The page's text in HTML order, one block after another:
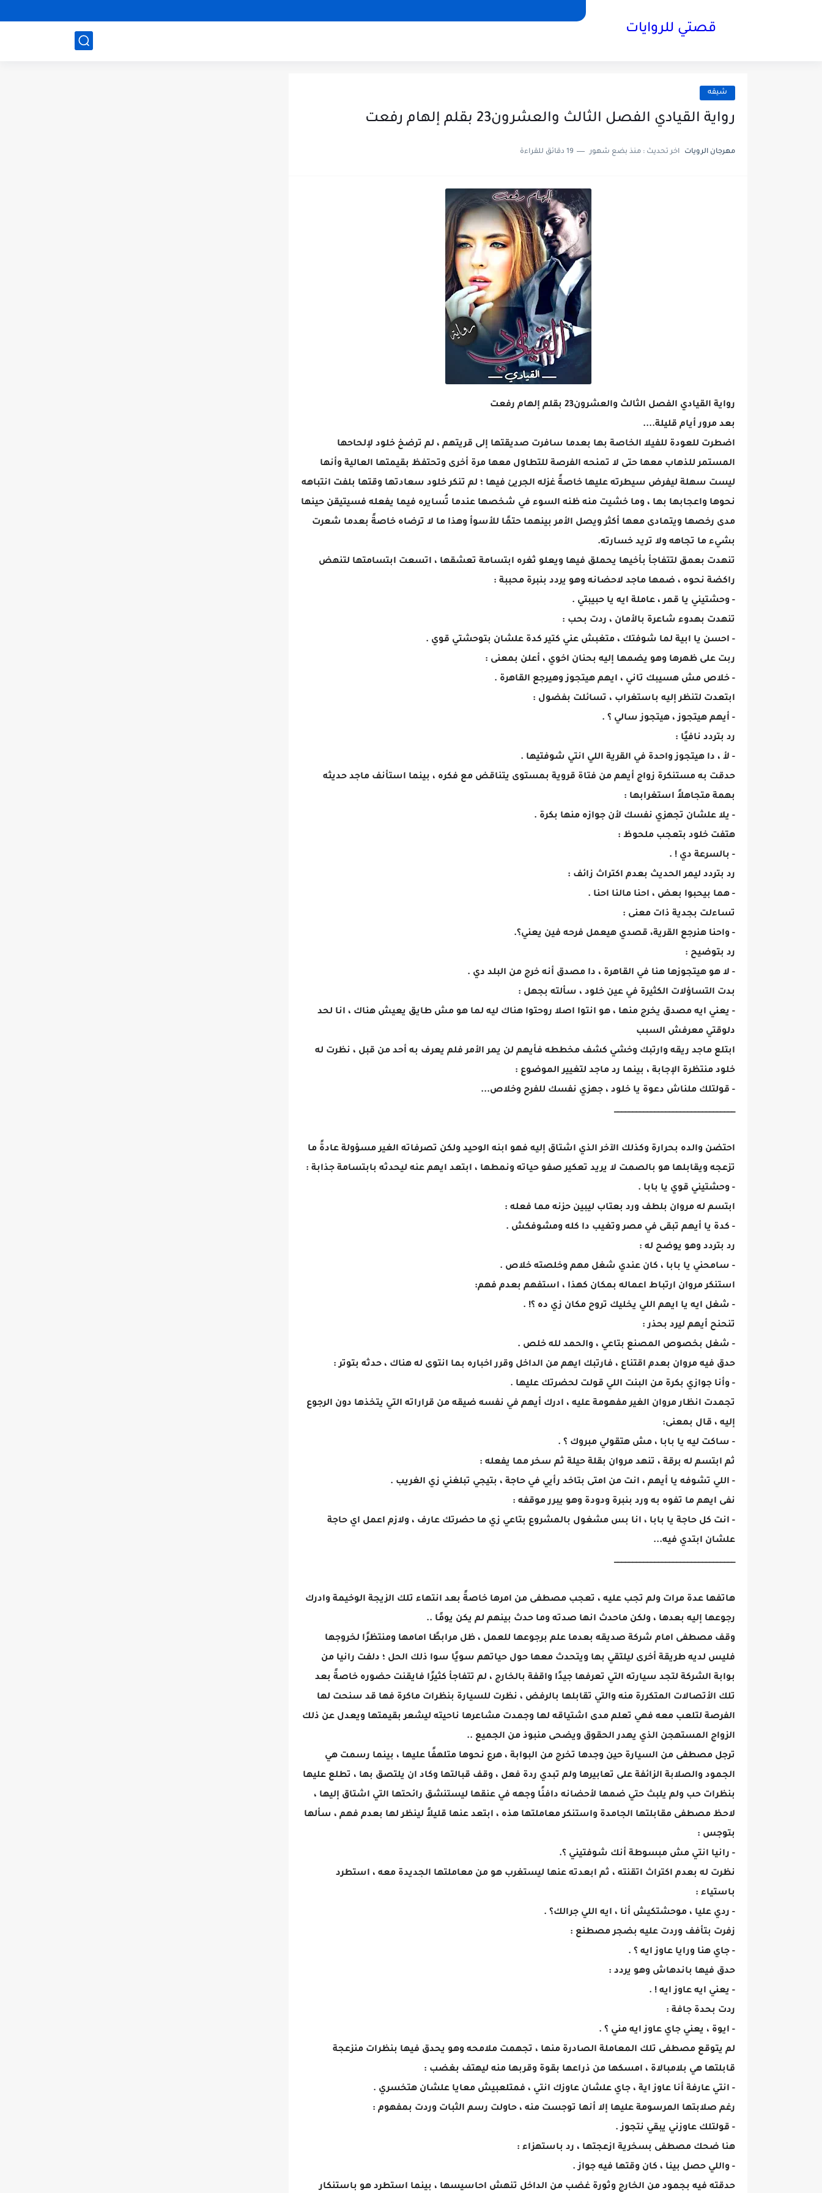
قصتي للروايات
شيقه
رواية القيادي الفصل الثالث والعشرون23 بقلم إلهام رفعت
مهرجان الرويات اخر تحديث : منذ بضع شهور 19 دقائق للقراءة
رواية القيادي الفصل الثالث والعشرون23 بقلم إلهام رفعت
بعد مرور أيام قليلة....
اضطرت للعودة للفيلا الخاصة بها بعدما سافرت صديقتها إلى قريتهم ، لم ترضخ خلود لإلحاحها
المستمر للذهاب معها حتى لا تمنحه الفرصة للتطاول معها مرة أخرى وتحتفظ بقيمتها العالية وأنها
ليست سهلة ليفرض سيطرته عليها خاصةً غزله الجريئ فيها ؛ لم تنكر خلود سعادتها وقتها بلفت انتباهه
نحوها واعجابها بها ، وما خشيت منه ظنه السوء في شخصها عندما تُسايره فيما يفعله فسيتيقن حينها
مدى رخصها ويتمادى معها أكثر ويصل الأمر بينهما حتمًا للأسوأ وهذا ما لا ترضاه خاصةً بعدما شعرت
بشيء ما تجاهه ولا تريد خسارته.
تنهدت بعمق لتتفاجأ بأخيها يحملق فيها ويعلو ثغره ابتسامة تعشقها ، اتسعت ابتسامتها لتنهض
راكضة نحوه ، ضمها ماجد لاحضانه وهو يردد بنبرة محببة :
- وحشتيني يا قمر ، عاملة ايه يا حبيبتي .
تنهدت بهدوء شاعرة بالأمان ، ردت بحب :
- احسن يا ابية لما شوفتك ، متغبش عني كتير كدة علشان بتوحشتي قوي .
ربت على ظهرها وهو يضمها إليه بحنان اخوي ، أعلن بمعنى :
- خلاص مش هسيبك تاني ، ايهم هيتجوز وهيرجع القاهرة .
ابتعدت لتنظر إليه باستغراب ، تسائلت بفضول :
- أيهم هيتجوز ، هيتجوز سالي ؟ .
رد بتردد نافيًا :
- لأ ، دا هيتجوز واحدة في القرية اللي انتي شوفتيها .
حدقت به مستنكرة زواج أيهم من فتاة قروية بمستوى يتناقض مع فكره ، بينما استأنف ماجد حديثه
بهمة متجاهلاً استغرابها :
- يلا علشان تجهزي نفسك لأن جوازه منها بكرة .
هتفت خلود بتعجب ملحوظ :
- بالسرعة دي ! .
رد بتردد ليمر الحديث بعدم اكتراث زائف :
- هما بيحبوا بعض ، احنا مالنا احنا .
تساءلت بجدية ذات معنى :
- واحنا هنرجع القرية، قصدي هيعمل فرحه فين يعني؟.
رد بتوضيح :
- لا هو هيتجوزها هنا في القاهرة ، دا مصدق أنه خرج من البلد دي .
بدت التساؤلات الكثيرة في عين خلود ، سألته بجهل :
- يعني ايه مصدق يخرج منها ، هو انتوا اصلا روحتوا هناك ليه لما هو مش طايق يعيش هناك ، انا لحد
دلوقتي معرفش السبب
ابتلع ماجد ريقه وارتبك وخشي كشف مخططه فأيهم لن يمر الأمر فلم يعرف به أحد من قبل ، نظرت له
خلود منتظرة الإجابة ، بينما رد ماجد لتغيير الموضوع :
- قولتلك ملناش دعوة يا خلود ، جهزي نفسك للفرح وخلاص...
_________________________________
احتضن والده بحرارة وكذلك الآخر الذي اشتاق إليه فهو ابنه الوحيد ولكن تصرفاته الغير مسؤولة عادةً ما
تزعجه ويقابلها هو بالصمت لا يريد تعكير صفو حياته ونمطها ، ابتعد ايهم عنه ليحدثه بابتسامة جذابة :
- وحشتيني قوي يا بابا .
ابتسم له مروان بلطف ورد بعتاب ليبين حزنه مما فعله :
- كدة يا أيهم تبقى في مصر وتغيب دا كله ومشوفكش .
رد بتردد وهو يوضح له :
- سامحني يا بابا ، كان عندي شغل مهم وخلصته خلاص .
استنكر مروان ارتباط اعماله بمكان كهذا ، استفهم بعدم فهم:
- شغل ايه يا ايهم اللي يخليك تروح مكان زي ده ؟! .
تنحنح أيهم ليرد بحذر :
- شغل بخصوص المصنع بتاعي ، والحمد لله خلص .
حدق فيه مروان بعدم اقتناع ، فارتبك ايهم من الداخل وقرر اخباره بما انتوى له هناك ، حدثه بتوتر :
- وأنا جوازي بكرة من البنت اللي قولت لحضرتك عليها .
تجمدت انظار مروان الغير مفهومة عليه ، ادرك أيهم في نفسه ضيقه من قراراته التي يتخذها دون الرجوع
إليه ، قال بمعنى:
- ساكت ليه يا بابا ، مش هتقولي مبروك ؟ .
ثم ابتسم له برقة ، تنهد مروان بقلة حيلة ثم سخر مما يفعله :
- اللي تشوفه يا أيهم ، انت من امتى بتاخد رأيي في حاجة ، بتيجي تبلغني زي الغريب .
نفى ايهم ما تفوه به ورد بنبرة ودودة وهو يبرر موقفه :
- انت كل حاجة يا بابا ، انا بس مشغول بالمشروع بتاعي زي ما حضرتك عارف ، ولازم اعمل اي حاجة
علشان ابتدي فيه...
_________________________________
هاتفها عدة مرات ولم تجب عليه ، تعجب مصطفى من امرها خاصةً بعد انتهاء تلك الزيجة الوخيمة وادرك
رجوعها إليه بعدها ، ولكن ماحدث انها صدته وما حدث بينهم لم يكن يومًا ..
وقف مصطفى امام شركة صديقه بعدما علم برجوعها للعمل ، ظل مرابطًا امامها ومنتظرًا لخروجها
فليس لديه طريقة أخرى ليلتقي بها ويتحدث معها حول حياتهم سويًا سوا ذلك الحل ؛ دلفت رانيا من
بوابة الشركة لتجد سيارته التي تعرفها جيدًا واقفة بالخارج ، لم تتفاجأ كثيرًا فايقنت حضوره خاصةً بعد
تلك الأتصالات المتكررة منه والتي تقابلها بالرفض ، نظرت للسيارة بنظرات ماكرة فها قد سنحت لها
الفرصة لتلعب معه فهي تعلم مدى اشتياقه لها وجمدت مشاعرها ناحيته ليشعر بقيمتها ويعدل عن ذلك
الزواج المستهجن الذي يهدر الحقوق ويضحى منبوذ من الجميع ..
ترجل مصطفى من السيارة حين وجدها تخرج من البوابة ، هرع نحوها متلهفًا عليها ، بينما رسمت هي
الجمود والصلابة الزائفة على تعابيرها ولم تبدي ردة فعل ، وقف قبالتها وكاد ان يلتصق بها ، تطلع عليها
بنظرات حب ولم يلبث حتي ضمها لأحضانه دافنًا وجهه في عنقها ليستنشق رائحتها التي اشتاق إليها ،
لاحظ مصطفى مقابلتها الجامدة واستنكر معاملتها هذه ، ابتعد عنها قليلاً لينظر لها بعدم فهم ، سألها
بتوجس :
- رانيا انتي مش مبسوطة أنك شوفتيني ؟.
نظرت له بعدم اكتراث اتقنته ، ثم ابعدته عنها ليستغرب هو من معاملتها الجديدة معه ، استطرد
باستياء :
- ردي عليا ، موحشتكيش أنا ، ايه اللي جرالك؟ .
زفرت بتأفف وردت عليه بضجر مصطنع :
- جاي هنا ورايا عاوز ايه ؟ .
حدق فيها باندهاش وهو يردد :
- يعني ايه عاوز ايه ! .
ردت بحدة جافة :
- ايوة ، يعني جاي عاوز ايه مني ؟ .
لم يتوقع مصطفى تلك المعاملة الصادرة منها ، تجهمت ملامحه وهو يحدق فيها بنظرات منزعجة
قابلتها هي بلامبالاة ، امسكها من ذراعها بقوة وقربها منه ليهتف بغضب :
- انتي عارفة أنا عاوز اية ، جاي علشان عاوزك انتي ، فمتلعبيش معايا علشان هتخسري .
رغم صلابتها المرسومة عليها إلا أنها توجست منه ، حاولت رسم الثبات وردت بمفهوم :
- قولتلك عاوزني يبقي نتجوز .
هنا ضحك مصطفى بسخرية ازعجتها ، رد باستهزاء :
- واللي حصل بينا ، كان وقتها فيه جواز .
حدقته فيه بجمود من الخارج وثورة غضب من الداخل تنهش احاسيسها ، بينما استطرد هو باستنكار